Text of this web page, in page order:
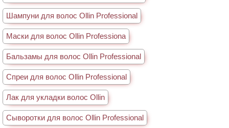
Шампуни для волос Ollin Professional
Маски для волос Ollin Professiona
Бальзамы для волос Ollin Professional
Спреи для волос Ollin Professional
Лак для укладки волос Ollin
Сыворотки для волос Ollin Professional